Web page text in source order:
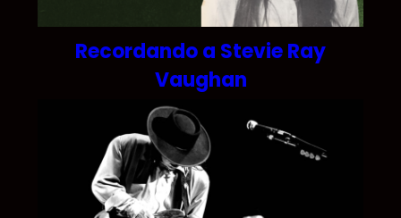
Recordando a Stevie Ray
Vaughan